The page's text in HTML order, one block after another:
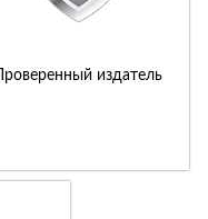
Проверенный издатель